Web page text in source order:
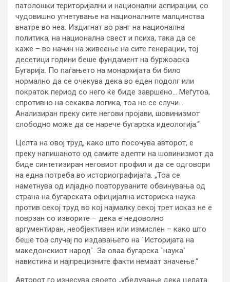
патолошки територијални и национални аспирации, со
чудовишно угнетување на националните малцинства
внатре во неа. Издигнат во ранг на национална
политика, на национална свест и психа, така да се
каже – во начин на живеење на сите генерации, тој
десетици години беше фундамент на буржоаска
Бугарија. По паѓањето на монархијата би било
нормално да се очекува дека во еден подолг или
пократок период со него ќе биде завршено… Меѓутоа,
спротивно на секаква логика, тоа не се случи…
Анализиран преку сите негови пројави, шовинизмот
слободно може да се нарече бугарска идеологија.“
Целта на овој труд, како што посочува авторот, е
преку напишаното од самите адепти на шовинизмот да
биде синтетизиран неговиот профил и да се одговори
на една потреба во историографијата. „Тоа се
наметнува од илјадно повторуваните обвинувања од
страна на бугарската официјална историска наука
против секој труд во кој најмалку секој трет исказ не е
поврзан со изворите – дека е недоволно
аргументиран, необјективен или измислен – како што
беше тоа случај по издавањето на `Историјата на
македонскиот народ`. За оваа бугарска `наука`
навистина и најпрецизните факти немаат значење.“
Авторот го изнесува своето „убедување дека целата